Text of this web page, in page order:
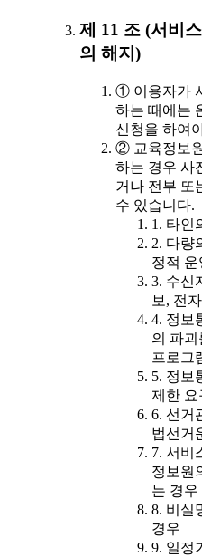
제 11 조 (서비
의 해지)
① 이용자가
하는 때에는
신청을 하여
② 교육정보
하는 경우 사
거나 전부 또
수 있습니다.
1. 타인
2. 다량
정적
3. 수신
보, 전
4. 정보
의 파
프로그
5. 정보
제한 요
6. 선거
법선거
7. 서비
정보원
는 경우
8. 비실
경우
9. 일정